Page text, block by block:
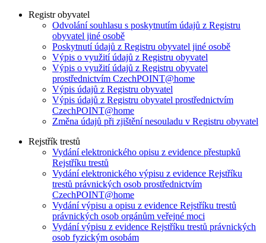
Registr obyvatel
Odvolání souhlasu s poskytnutím údajů z Registru
obyvatel jiné osobě
Poskytnutí údajů z Registru obyvatel jiné osobě
Výpis o využití údajů z Registru obyvatel
Výpis o využití údajů z Registru obyvatel
prostřednictvím CzechPOINT@home
Výpis údajů z Registru obyvatel
Výpis údajů z Registru obyvatel prostřednictvím
CzechPOINT@home
Změna údajů při zjištění nesouladu v Registru obyvatel
Rejstřík trestů
Vydání elektronického opisu z evidence přestupků
Rejstříku trestů
Vydání elektronického výpisu z evidence Rejstříku
trestů právnických osob prostřednictvím
CzechPOINT@home
Vydání výpisu a opisu z evidence Rejstříku trestů
právnických osob orgánům veřejné moci
Vydání výpisu z evidence Rejstříku trestů právnických
osob fyzickým osobám